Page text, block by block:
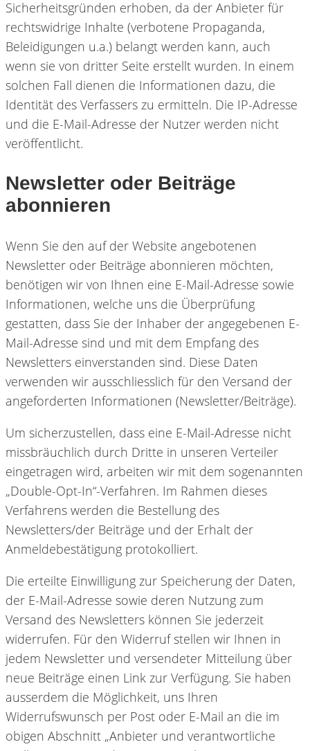
Sicherheitsgründen erhoben, da der Anbieter für
rechtswidrige Inhalte (verbotene Propaganda,
Beleidigungen u.a.) belangt werden kann, auch
wenn sie von dritter Seite erstellt wurden. In einem
solchen Fall dienen die Informationen dazu, die
Identität des Verfassers zu ermitteln. Die IP-Adresse
und die E-Mail-Adresse der Nutzer werden nicht
veröffentlicht.
Newsletter oder Beiträge
abonnieren
Wenn Sie den auf der Website angebotenen
Newsletter oder Beiträge abonnieren möchten,
benötigen wir von Ihnen eine E-Mail-Adresse sowie
Informationen, welche uns die Überprüfung
gestatten, dass Sie der Inhaber der angegebenen E-
Mail-Adresse sind und mit dem Empfang des
Newsletters einverstanden sind. Diese Daten
verwenden wir ausschliesslich für den Versand der
angeforderten Informationen (Newsletter/Beiträge).
Um sicherzustellen, dass eine E-Mail-Adresse nicht
missbräuchlich durch Dritte in unseren Verteiler
eingetragen wird, arbeiten wir mit dem sogenannten
„Double-Opt-In“-Verfahren. Im Rahmen dieses
Verfahrens werden die Bestellung des
Newsletters/der Beiträge und der Erhalt der
Anmeldebestätigung protokolliert.
Die erteilte Einwilligung zur Speicherung der Daten,
der E-Mail-Adresse sowie deren Nutzung zum
Versand des Newsletters können Sie jederzeit
widerrufen. Für den Widerruf stellen wir Ihnen in
jedem Newsletter und versendeter Mitteilung über
neue Beiträge einen Link zur Verfügung. Sie haben
ausserdem die Möglichkeit, uns Ihren
Widerrufswunsch per Post oder E-Mail an die im
obigen Abschnitt „Anbieter und verantwortliche